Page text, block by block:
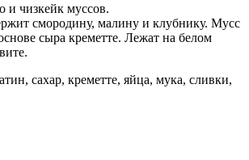
и чизкейк муссов.
смородину, малину и клубнику. Мусс
сыра креметте. Лежат на белом
сахар, креметте, яйца, мука, сливки,